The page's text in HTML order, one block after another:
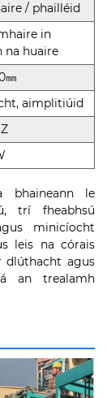
/ phailléid
in
na huaire
㎜
aimplitiúid
le
trí fheabhsú
minicíocht
leis na córais
dlúthacht agus
an trealamh